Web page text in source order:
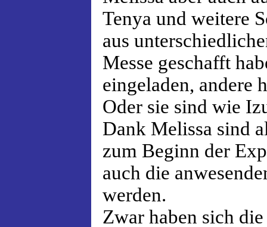
Tenya und weitere
aus
Messe geschafft
eingeladen, andere
Oder sie sind wie
Dank Melissa sind
zum Beginn der
auch die
werden.
Zwar haben sich